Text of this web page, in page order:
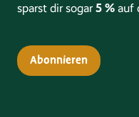
sparst dir sogar5 % auf
Abonnieren